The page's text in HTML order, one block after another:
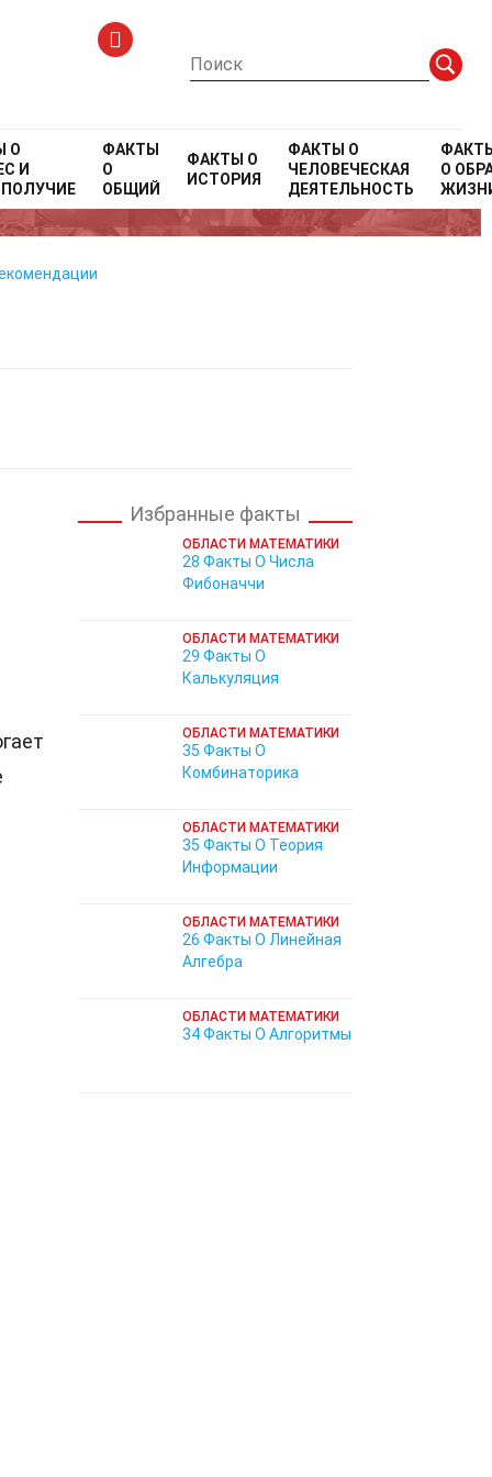
О
И
ФАКТЫ
О
ОБЩИЙ
ФАКТЫ О
ИСТОРИЯ
ФАКТЫ О
ЧЕЛОВЕЧЕСКАЯ
ДЕЯТЕЛЬНОСТЬ
О
Избранные факты
ОБЛАСТИ МАТЕМАТИКИ
28 Факты О Числа
Фибоначчи
ОБЛАСТИ МАТЕМАТИКИ
29 Факты О
Калькуляция
ОБЛАСТИ МАТЕМАТИКИ
35 Факты О
Комбинаторика
ОБЛАСТИ МАТЕМАТИКИ
35 Факты О Теория
Информации
ОБЛАСТИ МАТЕМАТИКИ
26 Факты О Линейная
Алгебра
ОБЛАСТИ МАТЕМАТИКИ
34 Факты О Алгоритмы